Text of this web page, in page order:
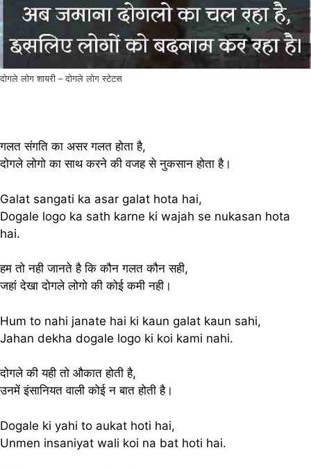
दोगले लोग शायरी – दोगले लोग स्टेटस
गलत संगति का असर गलत होता है,
दोगले लोगो का साथ करने की वजह से नुकसान होता है।
Galat sangati ka asar galat hota hai,
Dogale logo ka sath karne ki wajah se nukasan hota
hai.
हम तो नही जानते है कि कौन गलत कौन सही,
जहां देखा दोगले लोगो की कोई कमी नही।
Hum to nahi janate hai ki kaun galat kaun sahi,
Jahan dekha dogale logo ki koi kami nahi.
दोगले की यही तो औकात होती है,
उनमें इंसानियत वाली कोई न बात होती है।
Dogale ki yahi to aukat hoti hai,
Unmen insaniyat wali koi na bat hoti hai.